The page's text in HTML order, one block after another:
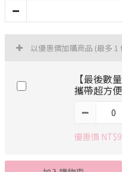
以優惠價加購商品 (最多 1
【最後數
攜帶超方
優惠價